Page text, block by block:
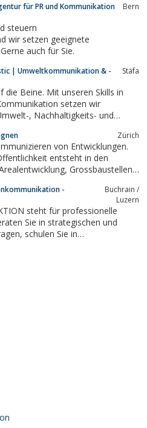
für PR und Kommunikation
Bern
steuern
wir setzen geeignete
auch für Sie.
| Umweltkommunikation & -
Stäfa
Beine. Mit unseren Skills in
und
Zürich
von Entwicklungen.
Grossbaustellen,
-
Buchrain /
Luzern
steht für professionelle
Sie in strategischen und
Sie in